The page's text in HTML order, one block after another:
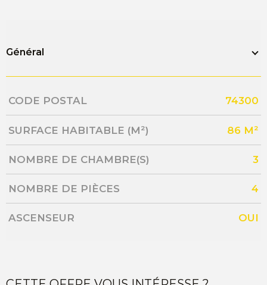
Général
Caractérisque Valeurs
CODE POSTAL 74300
SURFACE HABITABLE (M²) 86 M²
NOMBRE DE CHAMBRE(S) 3
NOMBRE DE PIÈCES 4
ASCENSEUR OUI